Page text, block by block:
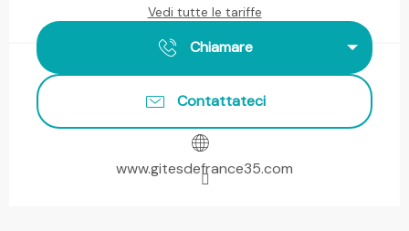
Vedi tutte le tariffe
Chiamare
Contattateci
www.gitesdefrance35.com